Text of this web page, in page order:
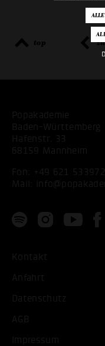
top
Popakademie
Baden-Württemberg
Hafenstr. 33
68159 Mannheim
Fon:
+49 621
Mail:
Kontakt
Anfahrt
Datenschutz
AGB
Impressum